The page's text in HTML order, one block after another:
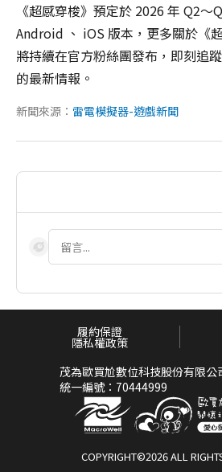
《超感穿梭》預定於 2026 年 Q2～
Android 、 iOS 版本，更多關於《
將持續在官方粉絲團發布，即刻追
的最新情報。
新聞來源： 雷電模擬器-遊戲新聞
COPYRIGHT©2026 ALL
履約保證
隱私權政策
茂為歐買尬數位科技股份有限公
統一編號：70444999